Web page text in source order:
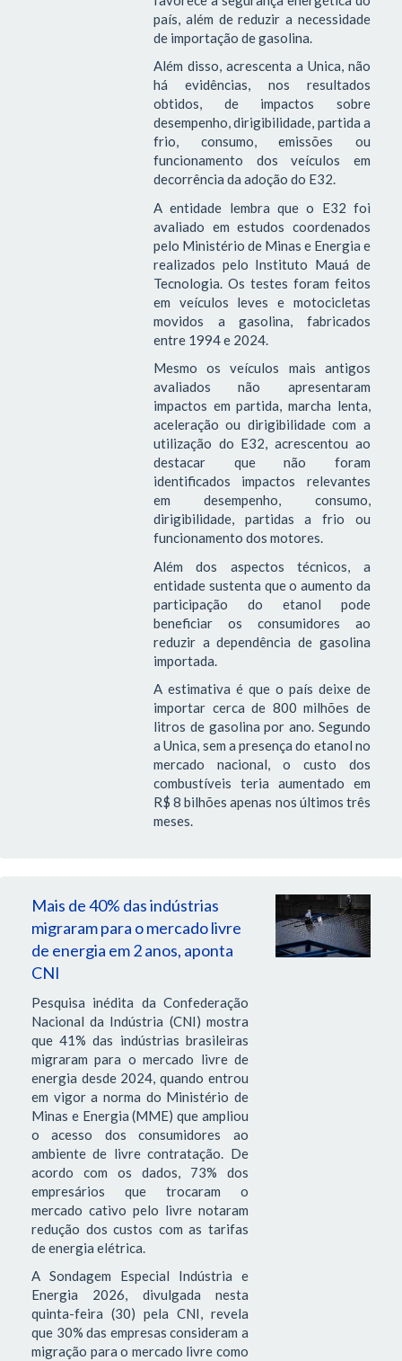
país, além de reduzir a necessidade
de importação de gasolina.
Além disso, acrescenta a Unica, não
há evidências, nos resultados
obtidos, de impactos sobre
desempenho, dirigibilidade, partida a
frio, consumo, emissões ou
funcionamento dos veículos em
decorrência da adoção do E32.
A entidade lembra que o E32 foi
avaliado em estudos coordenados
pelo Ministério de Minas e Energia e
realizados pelo Instituto Mauá de
Tecnologia. Os testes foram feitos
em veículos leves e motocicletas
movidos a gasolina, fabricados
entre 1994 e 2024.
Mesmo os veículos mais antigos
avaliados não apresentaram
impactos em partida, marcha lenta,
aceleração ou dirigibilidade com a
utilização do E32, acrescentou ao
destacar que não foram
identificados impactos relevantes
em desempenho, consumo,
dirigibilidade, partidas a frio ou
funcionamento dos motores.
Além dos aspectos técnicos, a
entidade sustenta que o aumento da
participação do etanol pode
beneficiar os consumidores ao
reduzir a dependência de gasolina
importada.
A estimativa é que o país deixe de
importar cerca de 800 milhões de
litros de gasolina por ano. Segundo
a Unica, sem a presença do etanol no
mercado nacional, o custo dos
combustíveis teria aumentado em
R$ 8 bilhões apenas nos últimos três
meses.
Mais de 40% das indústrias
migraram para o mercado livre
de energia em 2 anos, aponta
CNI
Pesquisa inédita da Confederação
Nacional da Indústria (CNI) mostra
que 41% das indústrias brasileiras
migraram para o mercado livre de
energia desde 2024, quando entrou
em vigor a norma do Ministério de
Minas e Energia (MME) que ampliou
o acesso dos consumidores ao
ambiente de livre contratação. De
acordo com os dados, 73% dos
empresários que trocaram o
mercado cativo pelo livre notaram
redução dos custos com as tarifas
de energia elétrica.
A Sondagem Especial Indústria e
Energia 2026, divulgada nesta
quinta-feira (30) pela CNI, revela
que 30% das empresas consideram a
migração para o mercado livre como